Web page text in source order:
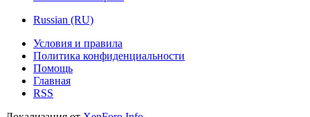
Russian (RU)
Условия и правила
Политика конфиденциальности
Помощь
Главная
RSS